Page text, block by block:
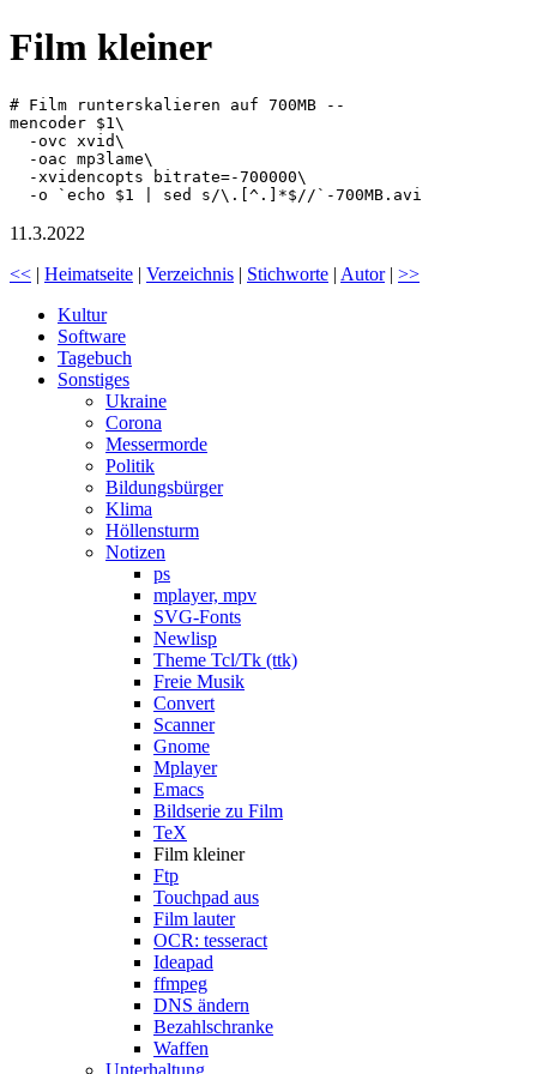
Film kleiner
# Film runterskalieren auf 700MB --
mencoder $1\
  -ovc xvid\
  -oac mp3lame\
  -xvidencopts bitrate=-700000\
11.3.2022
<< | Heimatseite | Verzeichnis | Stichworte | Autor| >>
Kultur
Software
Tagebuch
Sonstiges
Ukraine
Corona
Messermorde
Politik
Bildungsbürger
Klima
Höllensturm
Notizen
ps
mplayer, mpv
SVG-Fonts
Newlisp
Theme Tcl/Tk (ttk)
Freie Musik
Convert
Scanner
Gnome
Mplayer
Emacs
Bildserie zu Film
TeX
Film kleiner
Ftp
Touchpad aus
Film lauter
OCR: tesseract
Ideapad
ffmpeg
DNS ändern
Bezahlschranke
Waffen
Unterhaltung